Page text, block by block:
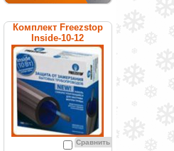
Комплект Freezstop
Inside-10-12
Сравнить